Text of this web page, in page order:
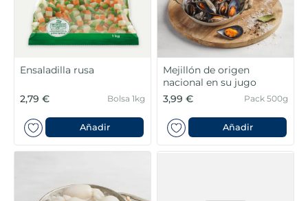
Ensaladilla rusa
2,79 € Bolsa 1kg
Añadir
Mejillón de origen
nacional en su jugo
3,99 €
Pack 500g
Añadir